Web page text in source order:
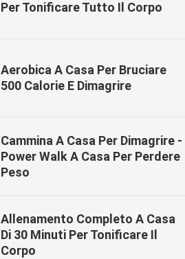
Per Tonificare Tutto Il Corpo
Aerobica A Casa Per Bruciare
500 Calorie E Dimagrire
Cammina A Casa Per Dimagrire -
Power Walk A Casa Per Perdere
Peso
Allenamento Completo A Casa
Di 30 Minuti Per Tonificare Il
Corpo